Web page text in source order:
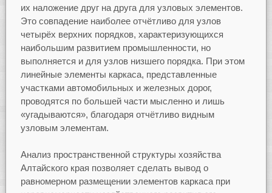
их наложение друг на друга для узловых элементов.
Это совпадение наиболее отчётливо для узлов
четырёх верхних порядков, характеризующихся
наибольшим развитием промышленности, но
выполняется и для узлов низшего порядка. При этом
линейные элементы каркаса, представленные
участками автомобильных и железных дорог,
проводятся по большей части мысленно и лишь
«угадываются», благодаря отчётливо видным
узловым элементам.
Анализ пространственной структуры хозяйства
Алтайского края позволяет сделать вывод о
равномерном размещении элементов каркаса при